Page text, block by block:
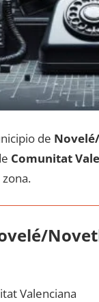
dе
Comunitat
Valenciana